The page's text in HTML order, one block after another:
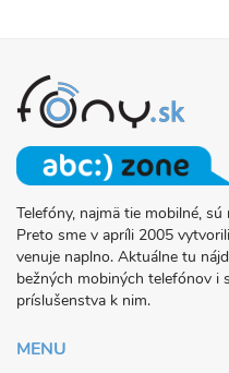
O
PROJEKTE
FONY.SK
Telefóny, najmä tie mobilné,
Preto sme v apríli 2005
venuje naplno. Aktuálne tu
bežných mobiných telefónov i
príslušenstva k nim.
MENU